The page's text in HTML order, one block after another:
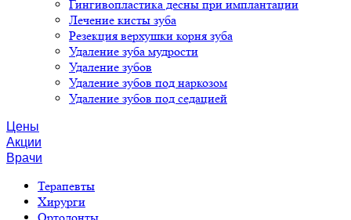
Гингивопластика десны при имплантации
Лечение кисты зуба
Резекция верхушки корня зуба
Удаление зуба мудрости
Удаление зубов
Удаление зубов под наркозом
Удаление зубов под седацией
Цены
Акции
Врачи
Терапевты
Хирурги